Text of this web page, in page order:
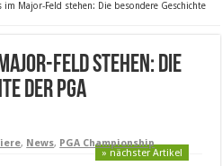
im Major-Feld stehen: Die besondere Geschichte
Feld stehen: Die
der PGA
, News, PGA Championship
» nächster Artikel